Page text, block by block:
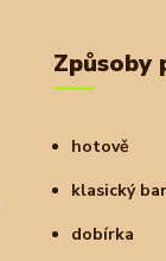
Způsoby
hotově
klasický
dobírka